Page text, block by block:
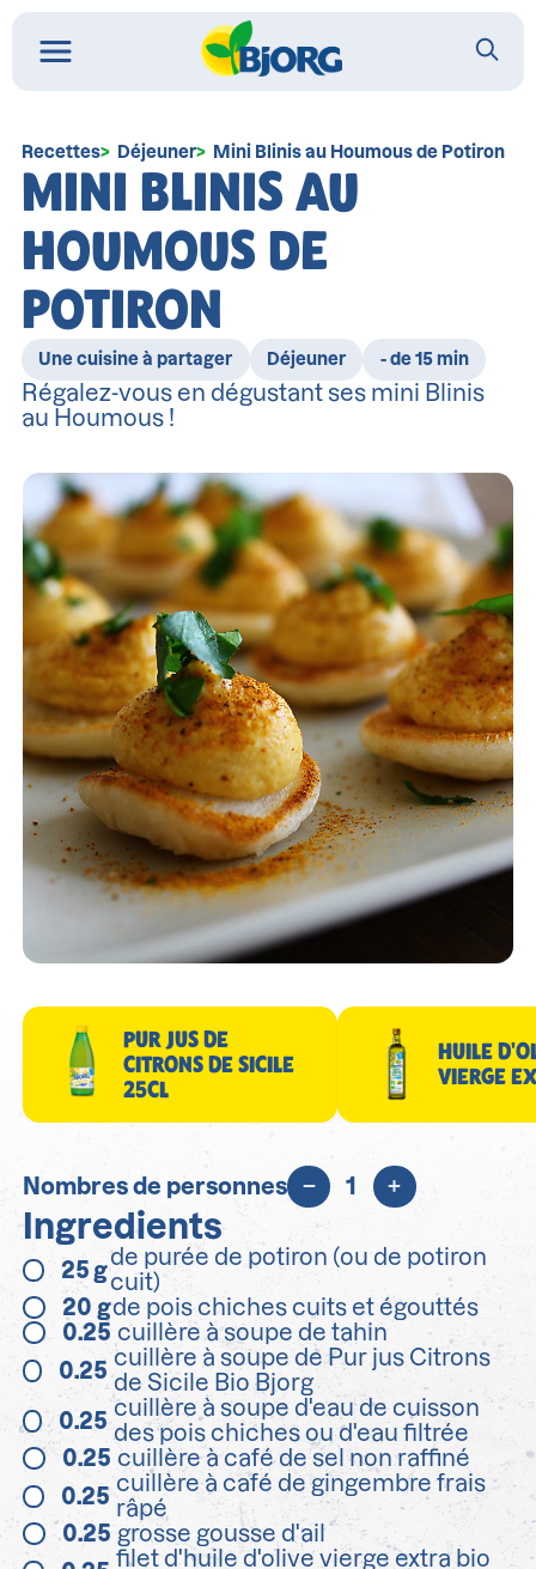
Recettes Déjeuner Mini Blinis au Houmous de Potiron
MINI BLINIS AU
HOUMOUS DE
POTIRON
Une cuisine à partager Déjeuner - de 15 min
Régalez-vous en dégustant ses mini Blinis
au Houmous !
PUR JUS DE
CITRONS DE SICILE
25CL
HUILE
VIERGE
Nombres de personnes 1
Ingredients
25 gde purée de potiron (ou de potiron
cuit)
20 gde pois chiches cuits et égouttés
0.25 cuillère à soupe de tahin
0.25 cuillère à soupe de Pur jus Citrons
de Sicile Bio Bjorg
0.25 cuillère à soupe d'eau de cuisson
des pois chiches ou d'eau filtrée
0.25 cuillère à café de sel non raffiné
0.25 cuillère à café de gingembre frais
râpé
0.25 grosse gousse d'ail
filet d'huile d'olive vierge extra bio